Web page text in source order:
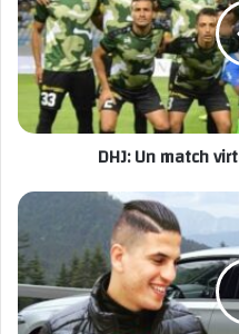
Mohamed LOKHNATI
DHJ: Un match